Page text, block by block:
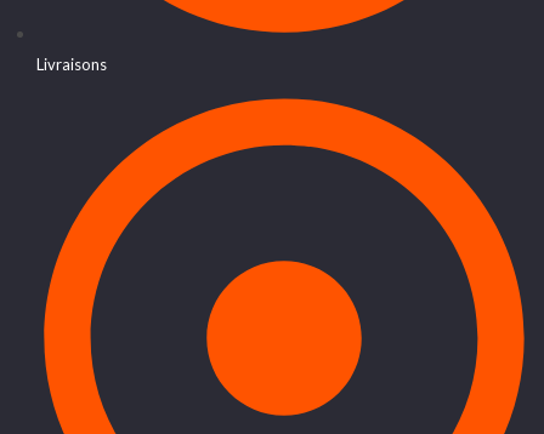
Livraisons